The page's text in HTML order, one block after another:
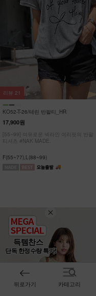
득템찬스
단독 한정수량 특가!
KO52-T-26/테린 반팔티_HR
17,900원
[55~99] 여유로운 넥라인 여리핏의 반팔
티셔츠 #NAK MADE.
F(55~77),L(88~99)
리뷰 21
뒤로가기 카테고리